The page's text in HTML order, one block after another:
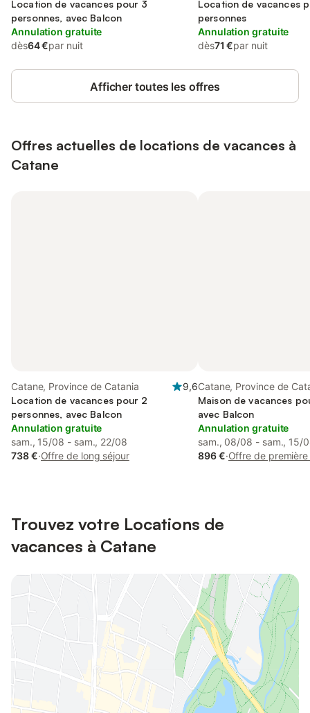
Location de vacances pour 3
personnes, avec Balcon
Annulation gratuite
dès64 €par nuit
Location de vacances
personnes
Annulation gratuite
dès71 €par nuit
Afficher toutes les offres
Offres actuelles de locations de vacances à
Catane
Catane, Province de Catania
9,6
Location de vacances pour 2
personnes, avec Balcon
Annulation gratuite
sam., 15/08 - sam., 22/08
738 €·Offre de long séjour
Catane, Province de
Maison de vacances
avec Balcon
Annulation gratuite
sam., 08/08 - sam., 15/
896 €·Offre de
Trouvez votre Locations de
vacances à Catane